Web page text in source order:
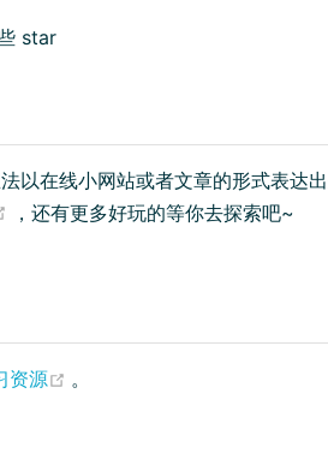
star
以在线小网站或者文章的形式表达
(opens new window)
，还有更多好玩的等你去探索吧~
资源 (opens new window)
。